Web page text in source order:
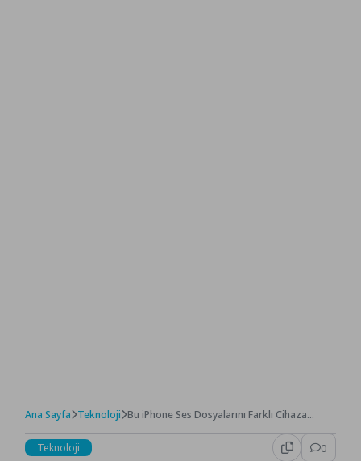
Ana Sayfa Teknoloji Bu iPhone Ses Dosyalarını Farklı Cihaza
Teknoloji
0